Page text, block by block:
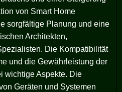
von Smart Home
sorgfältige Planung und eine
Architekten,
Die Kompatibilität
und die Gewährleistung der
wichtige Aspekte. Die
Geräten und Systemen